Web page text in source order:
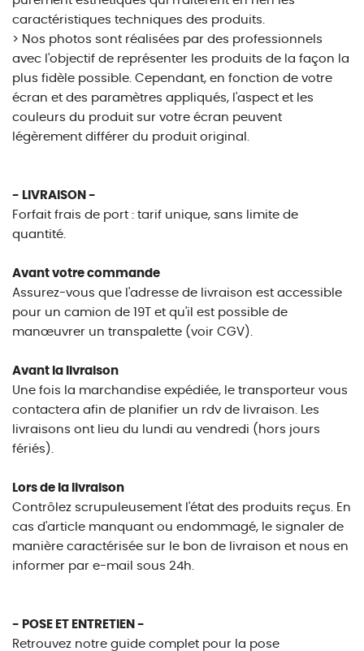
caractéristiques techniques des produits.
> Nos photos sont réalisées par des professionnels
avec l'objectif de représenter les produits de la façon la
plus fidèle possible. Cependant, en fonction de votre
écran et des paramètres appliqués, l'aspect et les
couleurs du produit sur votre écran peuvent
légèrement différer du produit original.
- LIVRAISON -
Forfait frais de port : tarif unique, sans limite de
quantité.
Avant votre commande
Assurez-vous que l'adresse de livraison est accessible
pour un camion de 19T et qu'il est possible de
manœuvrer un transpalette (voir CGV).
Avant la livraison
Une fois la marchandise expédiée, le transporteur vous
contactera afin de planifier un rdv de livraison. Les
livraisons ont lieu du lundi au vendredi (hors jours
fériés).
Lors de la livraison
Contrôlez scrupuleusement l'état des produits reçus. En
cas d'article manquant ou endommagé, le signaler de
manière caractérisée sur le bon de livraison et nous en
informer par e-mail sous 24h.
- POSE ET ENTRETIEN -
Retrouvez notre guide complet pour la pose